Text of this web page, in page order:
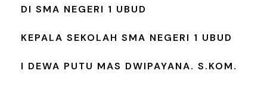
DI SMA NEGERI 1 UBUD
KEPALA SEKOLAH SMA NEGERI 1 UBUD
I DEWA PUTU MAS DWIPAYANA. S.KOM.